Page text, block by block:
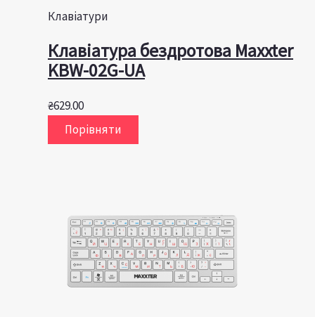
Клавіатури
Клавiатура бездротова Maxxter
KBW-02G-UA
₴629.00
Порівняти